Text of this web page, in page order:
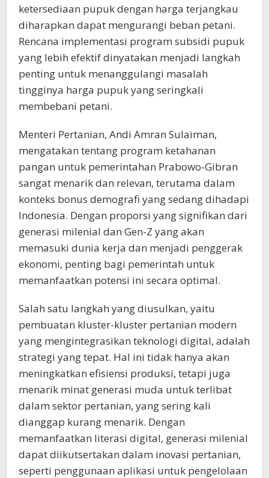
ketersediaan pupuk dengan harga terjangkau
diharapkan dapat mengurangi beban petani.
Rencana implementasi program subsidi pupuk
yang lebih efektif dinyatakan menjadi langkah
penting untuk menanggulangi masalah
tingginya harga pupuk yang seringkali
membebani petani.
Menteri Pertanian, Andi Amran Sulaiman,
mengatakan tentang program ketahanan
pangan untuk pemerintahan Prabowo-Gibran
sangat menarik dan relevan, terutama dalam
konteks bonus demografi yang sedang dihadapi
Indonesia. Dengan proporsi yang signifikan dari
generasi milenial dan Gen-Z yang akan
memasuki dunia kerja dan menjadi penggerak
ekonomi, penting bagi pemerintah untuk
memanfaatkan potensi ini secara optimal.
Salah satu langkah yang diusulkan, yaitu
pembuatan kluster-kluster pertanian modern
yang mengintegrasikan teknologi digital, adalah
strategi yang tepat. Hal ini tidak hanya akan
meningkatkan efisiensi produksi, tetapi juga
menarik minat generasi muda untuk terlibat
dalam sektor pertanian, yang sering kali
dianggap kurang menarik. Dengan
memanfaatkan literasi digital, generasi milenial
dapat diikutsertakan dalam inovasi pertanian,
seperti penggunaan aplikasi untuk pengelolaan